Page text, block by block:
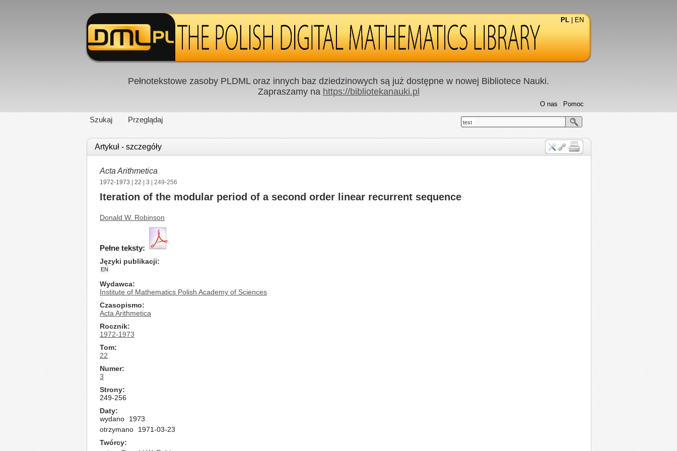
PL EN
Pełnotekstowe zasoby PLDML oraz innych baz dziedzinowych są już dostępne w nowej Bibliotece Nauki.
Zapraszamy na https://bibliotekanauki.pl
Szukaj Przeglądaj
Pomoc
O nas
test
Artykuł - szczegóły
Acta Arithmetica
1972-1973 22 3 | 249-256
Iteration of the modular period of a second order linear recurrent sequence
Donald W. Robinson
Pełne teksty:
Języki publikacji
EN
Wydawca
Institute of Mathematics Polish Academy of Sciences
Czasopismo
Acta Arithmetica
Rocznik
1972-1973
Tom
22
Numer
3
Strony
249-256
Daty
wydano
1973
otrzymano
1971-03-23
Twórcy